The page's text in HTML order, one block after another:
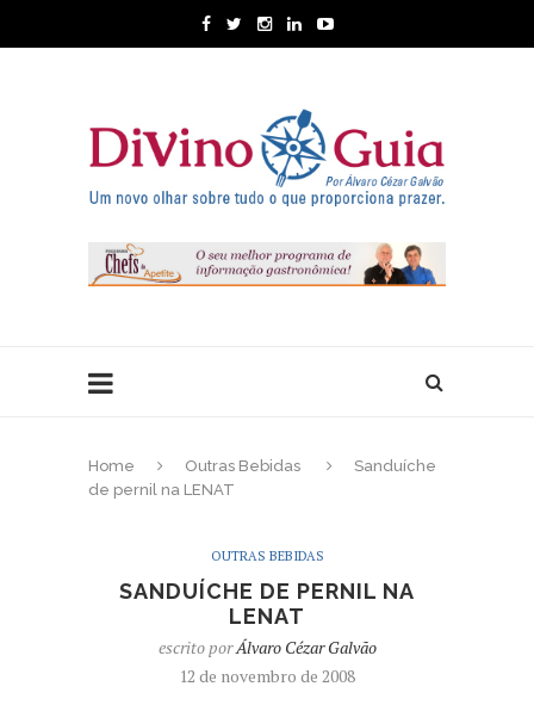
Home Outras Bebidas
Sanduíche
de pernil na LENAT
OUTRAS BEBIDAS
SANDUÍCHE DE PERNIL NA
LENAT
escrito porÁlvaro Cézar Galvão
12 de novembro de 2008